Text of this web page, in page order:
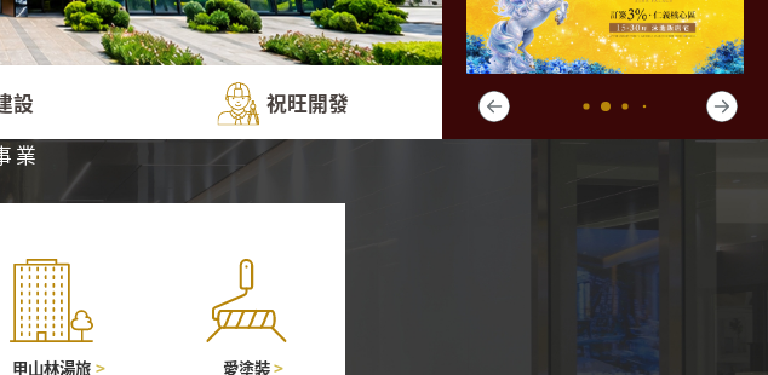
設
祝旺開發
業
甲山林湯旅 愛塗裝